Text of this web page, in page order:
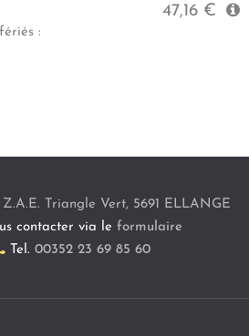
47,16 €
:
Z.A.E. Triangle Vert, 5691 ELLANGE
contacter via le formulaire
Tel. 00352 23 69 85 60